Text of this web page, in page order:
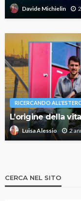
Davide Michielin
RICERCANDO
L’origine della
Luisa Alessio 2
CERCA NEL SITO